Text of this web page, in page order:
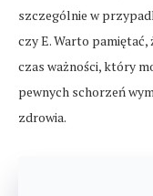
szczególnie w
czy E. Warto
czas ważności, który
pewnych schorzeń
zdrowia.